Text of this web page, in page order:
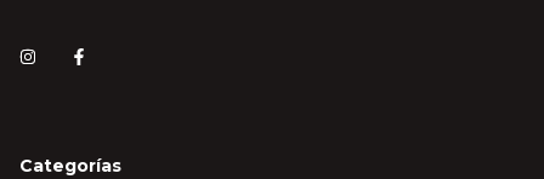
Categorías